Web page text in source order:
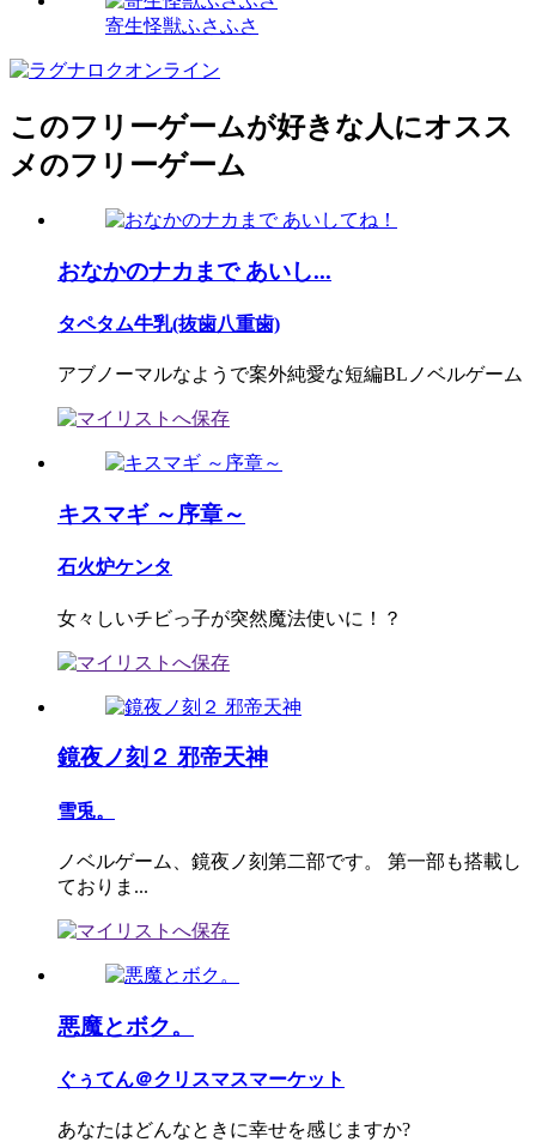
寄生怪獣ふさふさ
このフリーゲームが好きな人にオスス
メのフリーゲーム
おなかのナカまで あいし...
タペタム牛乳(抜歯八重歯)
アブノーマルなようで案外純愛な短編BLノベルゲーム
キスマギ ～序章～
石火炉ケンタ
女々しいチビっ子が突然魔法使いに！？
鏡夜ノ刻２ 邪帝天神
雪兎。
ノベルゲーム、鏡夜ノ刻第二部です。 第一部も搭載し
ておりま...
悪魔とボク。
ぐぅてん＠クリスマスマーケット
あなたはどんなときに幸せを感じますか?